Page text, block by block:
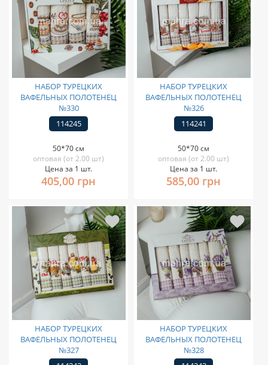
НАБОР ТУРЕЦКИХ
ВАФЕЛЬНЫХ ПОЛОТЕНЕЦ
№330
114245
50*70 см
оптовая (от 2.00 шт)
Цена за 1 шт.
405,00 грн
НАБОР ТУРЕЦКИХ
ВАФЕЛЬНЫХ ПОЛОТЕНЕЦ
№326
114241
50*70 см
оптовая (от 2.00 шт)
Цена за 1 шт.
585,00 грн
НАБОР ТУРЕЦКИХ
ВАФЕЛЬНЫХ ПОЛОТЕНЕЦ
№327
НАБОР ТУРЕЦКИХ
ВАФЕЛЬНЫХ ПОЛОТЕНЕЦ
№328